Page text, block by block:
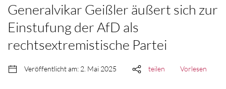
Generalvikar Geißler äußert sich zur
Einstufung der AfD als
rechtsextremistische Partei
Veröffentlicht am: 2. Mai 2025 teilen Vorlesen